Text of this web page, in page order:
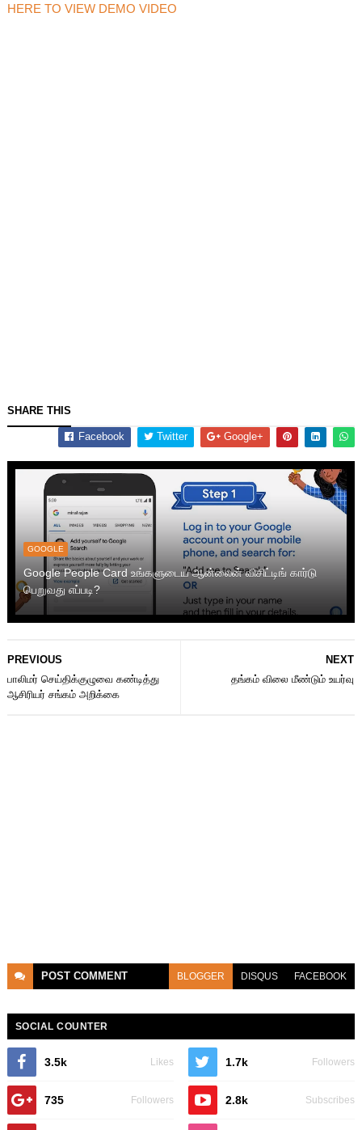
HERE TO VIEW DEMO VIDEO
SHARE THIS
Facebook Twitter Google+
GOOGLE
Google People Card உங்களுடைய ஆன்லைன் விசிட்டிங் கார்டு
பெறுவது எப்படி?
NEXT
தங்கம் விலை மீண்டும் உயர்வு
PREVIOUS
பாலிமர் செய்திக்குழுவை கண்டித்து
ஆசிரியர் சங்கம் அறிக்கை
POST COMMENT BLOGGER DISQUS FACEBOOK
SOCIAL COUNTER
3.5k Likes 1.7k Followers
735 Followers 2.8k Subscribes